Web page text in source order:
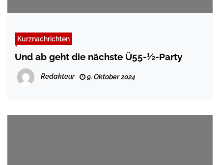
Kurznachrichten
Und ab geht die nächste Ü55-½-Party
Redakteur 9. Oktober 2024